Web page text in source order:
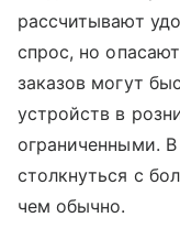
рассчитывают
спрос, но
заказов могут
устройств в
ограниченными. В
столкнуться с
чем обычно.